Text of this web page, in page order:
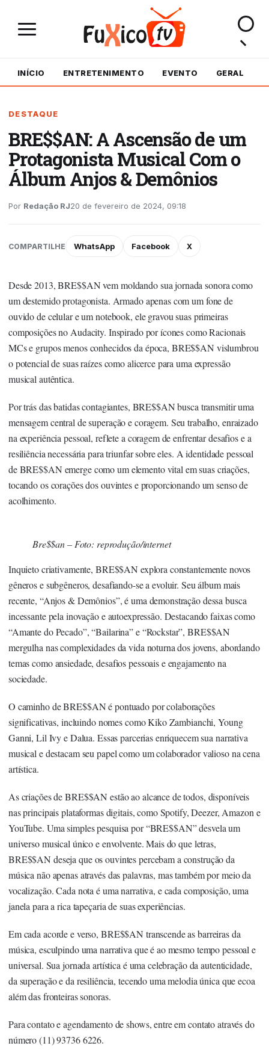
INÍCIO ENTRETENIMENTO EVENTO GERAL
DESTAQUE
BRE$$AN: A Ascensão de um
Protagonista Musical Com o
Álbum Anjos & Demônios
Por Redação RJ20 de fevereiro de 2024, 09:18
COMPARTILHE WhatsApp Facebook X
Desde 2013, BRE$$AN vem moldando sua jornada sonora como
um destemido protagonista. Armado apenas com um fone de
ouvido de celular e um notebook, ele gravou suas primeiras
composições no Audacity. Inspirado por ícones como Racionais
MCs e grupos menos conhecidos da época, BRE$$AN vislumbrou
o potencial de suas raízes como alicerce para uma expressão
musical autêntica.
Por trás das batidas contagiantes, BRE$$AN busca transmitir uma
mensagem central de superação e coragem. Seu trabalho, enraizado
na experiência pessoal, reflete a coragem de enfrentar desafios e a
resiliência necessária para triunfar sobre eles. A identidade pessoal
de BRE$$AN emerge como um elemento vital em suas criações,
tocando os corações dos ouvintes e proporcionando um senso de
acolhimento.
Bre$$an – Foto: reprodução/internet
Inquieto criativamente, BRE$$AN explora constantemente novos
gêneros e subgêneros, desafiando-se a evoluir. Seu álbum mais
recente, “Anjos & Demônios”, é uma demonstração dessa busca
incessante pela inovação e autoexpressão. Destacando faixas como
“Amante do Pecado”, “Bailarina” e “Rockstar”, BRE$$AN
mergulha nas complexidades da vida noturna dos jovens, abordando
temas como ansiedade, desafios pessoais e engajamento na
sociedade.
O caminho de BRE$$AN é pontuado por colaborações
significativas, incluindo nomes como Kiko Zambianchi, Young
Ganni, Lil Ivy e Dalua. Essas parcerias enriquecem sua narrativa
musical e destacam seu papel como um colaborador valioso na cena
artística.
As criações de BRE$$AN estão ao alcance de todos, disponíveis
nas principais plataformas digitais, como Spotify, Deezer, Amazon e
YouTube. Uma simples pesquisa por “BRE$$AN” desvela um
universo musical único e envolvente. Mais do que letras,
BRE$$AN deseja que os ouvintes percebam a construção da
música não apenas através das palavras, mas também por meio da
vocalização. Cada nota é uma narrativa, e cada composição, uma
janela para a rica tapeçaria de suas experiências.
Em cada acorde e verso, BRE$$AN transcende as barreiras da
música, esculpindo uma narrativa que é ao mesmo tempo pessoal e
universal. Sua jornada artística é uma celebração da autenticidade,
da superação e da resiliência, tecendo uma melodia única que ecoa
além das fronteiras sonoras.
Para contato e agendamento de shows, entre em contato através do
número (11) 93736 6226.